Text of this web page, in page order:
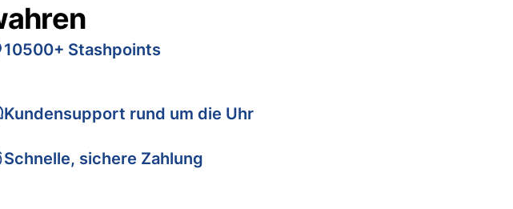
10500+ Stashpoints
Kundensupport rund um die Uhr
Schnelle, sichere Zahlung